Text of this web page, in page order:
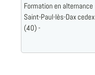
Formation en alternance
Saint-Paul-lès-Dax cedex
(40) -